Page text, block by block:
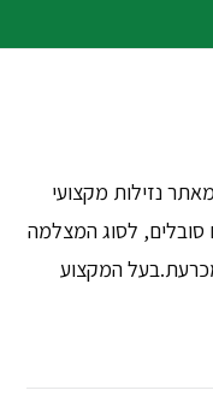
נזילות מקצועי
לסוג המצלמה
המקצוע